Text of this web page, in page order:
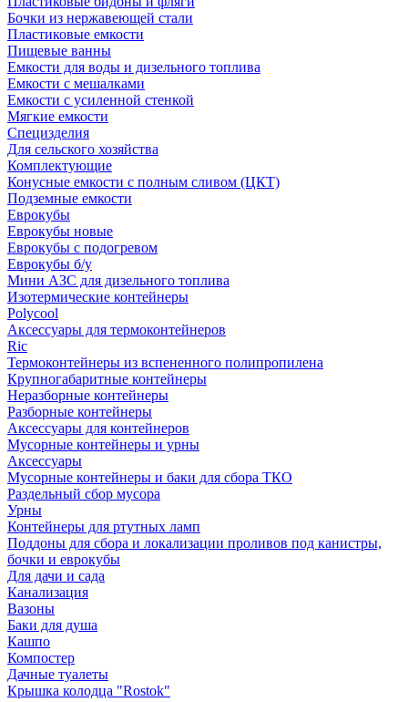
Бочки из нержавеющей стали
Пластиковые емкости
Пищевые ванны
Емкости для воды и дизельного топлива
Емкости с мешалками
Емкости с усиленной стенкой
Мягкие емкости
Специзделия
Для сельского хозяйства
Комплектующие
Конусные емкости с полным сливом (ЦКТ)
Подземные емкости
Еврокубы
Еврокубы новые
Еврокубы с подогревом
Еврокубы б/у
Мини АЗС для дизельного топлива
Изотермические контейнеры
Polycool
Аксессуары для термоконтейнеров
Ric
Термоконтейнеры из вспененного полипропилена
Крупногабаритные контейнеры
Неразборные контейнеры
Разборные контейнеры
Аксессуары для контейнеров
Мусорные контейнеры и урны
Аксессуары
Мусорные контейнеры и баки для сбора ТКО
Раздельный сбор мусора
Урны
Контейнеры для ртутных ламп
Поддоны для сбора и локализации проливов под канистры,
бочки и еврокубы
Для дачи и сада
Канализация
Вазоны
Баки для душа
Кашпо
Компостер
Дачные туалеты
Крышка колодца "Rostok"